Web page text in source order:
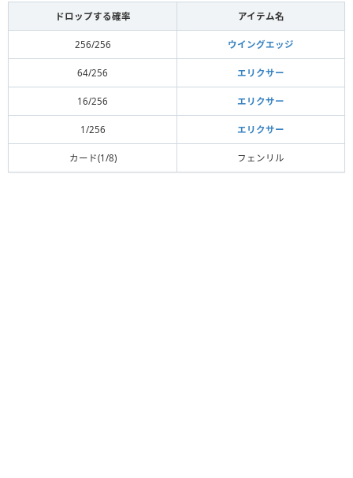
ドロップする確率 アイテム名
256/256 ウイングエッジ
64/256 エリクサー
16/256 エリクサー
1/256 エリクサー
カード(1/8) フェンリル